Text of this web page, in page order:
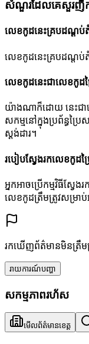
សំណួរដែលគេសួរញឹ
លេខកូដនេះគ្របដណ្ត
លេខកូដនេះគ្របដណ្តប់
លេខកូដនេះជាលេខកូដ
យ៉ាងណាក៏ដោយ នេះជ
សកម្មនៅក្នុងប្រព័ន្ធប្រៃ
ស្តង់ដារ។
របៀបស្វែងរកលេខកូ
អ្នកអាចប្រើកម្មវិធីស្វ
លេខកូដត្រឹមត្រូវសម្រា
រកឃើញព័ត៌មានមិនត្រឹ
រាយការណ៍បញ្ហា
សកម្មភាពរហ័ស
មើលព័ត៌មានខេត្ត